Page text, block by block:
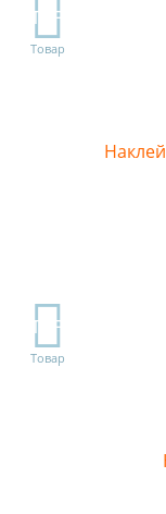
TOP
Товар
TOP
Товар